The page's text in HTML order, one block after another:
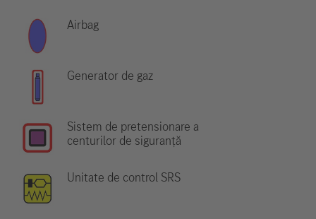
Airbag
Generator de gaz
Sistem de pretensionare a
centurilor de siguranță
Unitate de control SRS